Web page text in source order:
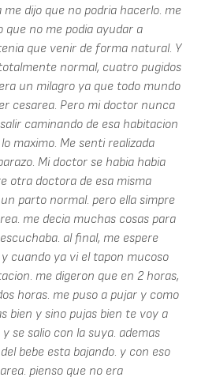
dijo que no podria hacerlo. me
que no me podia ayudar a
que venir de forma natural. Y
normal, cuatro pugidos
un milagro ya que todo mundo
cesarea. Pero mi doctor nunca
caminando de esa habitacion
maximo. Me senti realizada
Mi doctor se habia habia
otra doctora de esa misma
parto normal. pero ella simpre
me decia muchas cosas para
al final, me espere
cuando ya vi el tapon mucoso
me digeron que en 2 horas,
horas. me puso a pujar y como
bien y sino pujas bien te voy a
se salio con la suya. ademas
bebe esta bajando. y con eso
pienso que no era